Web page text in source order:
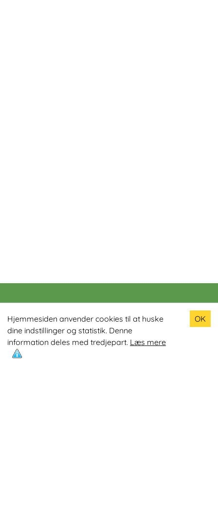
Hjemmesiden anvender cookies til at huske
dine indstillinger og statistik. Denne
information deles med tredjepart. Læs mere
OK
Populære produkter
Odin R900 Romaskine
Odin S900 Spinningcykel